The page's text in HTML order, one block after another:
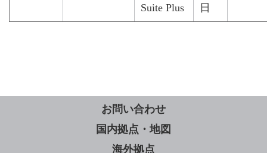
Suite Plus
日
お問い合わせ
国内拠点・地図
海外拠点